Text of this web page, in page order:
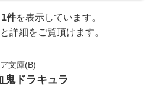
件を表示しています。
詳細をご覧頂けます。
文庫(B)
鬼ドラキュラ